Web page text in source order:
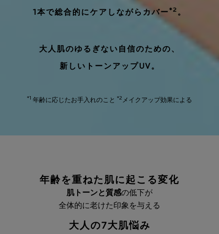
1本で総合的にケアしながらカバー*2 。
大人肌のゆるぎない自信のための、
新しいトーンアップUV。
*1 年齢に応じたお手入れのこと *2 メイクアップ効果による
年齢を重ねた肌に起こる変化
肌トーンと質感の低下が
全体的に老けた印象を与える
大人の7大肌悩み